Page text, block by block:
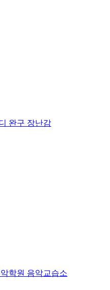
완구 장난감
학원 음악교습소